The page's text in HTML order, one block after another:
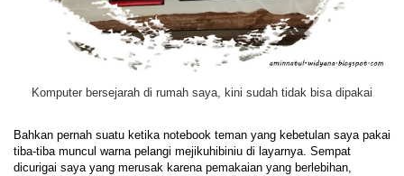
Komputer bersejarah di rumah saya, kini sudah tidak bisa dipakai
Bahkan pernah suatu ketika notebook teman yang kebetulan saya pakai
tiba-tiba muncul warna pelangi mejikuhibiniu di layarnya. Sempat
dicurigai saya yang merusak karena pemakaian yang berlebihan,